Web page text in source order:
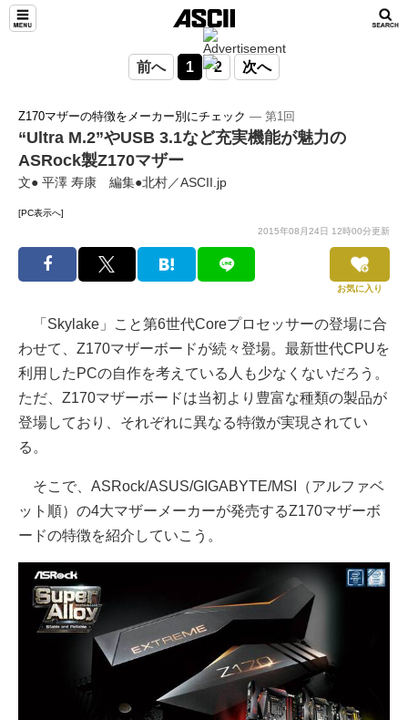
前へ 1 2 次へ
Z170マザーの特徴をメーカー別にチェック ― 第1回
“Ultra M.2”やUSB 3.1など充実機能が魅力の
ASRock製Z170マザー
文● 平澤 寿康 編集●北村／ASCII.jp
[PC表示へ]
2015年08月24日 12時00分更新
お気に入り
「Skylake」こと第6世代Coreプロセッサーの登場に合
わせて、Z170マザーボードが続々登場。最新世代CPUを
利用したPCの自作を考えている人も少なくないだろう。
ただ、Z170マザーボードは当初より豊富な種類の製品が
登場しており、それぞれに異なる特徴が実現されてい
る。
そこで、ASRock/ASUS/GIGABYTE/MSI（アルファベ
ット順）の4大マザーメーカーが発売するZ170マザーボ
ードの特徴を紹介していこう。